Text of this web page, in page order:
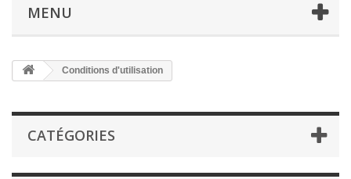
MENU
Conditions d'utilisation
CATÉGORIES